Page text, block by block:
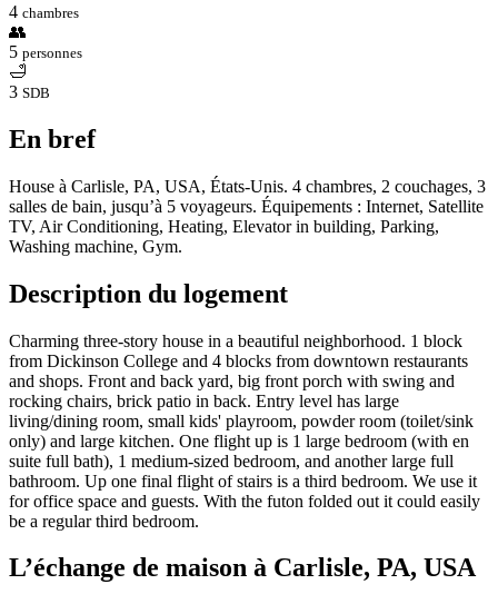
4 chambres
👥
5 personnes
🛁
3 SDB
En bref
House à Carlisle, PA, USA, États-Unis. 4 chambres, 2 couchages, 3
salles de bain, jusqu’à 5 voyageurs. Équipements : Internet, Satellite
TV, Air Conditioning, Heating, Elevator in building, Parking,
Washing machine, Gym.
Description du logement
Charming three-story house in a beautiful neighborhood. 1 block
from Dickinson College and 4 blocks from downtown restaurants
and shops. Front and back yard, big front porch with swing and
rocking chairs, brick patio in back. Entry level has large
living/dining room, small kids' playroom, powder room (toilet/sink
only) and large kitchen. One flight up is 1 large bedroom (with en
suite full bath), 1 medium-sized bedroom, and another large full
bathroom. Up one final flight of stairs is a third bedroom. We use it
for office space and guests. With the futon folded out it could easily
be a regular third bedroom.
L’échange de maison à Carlisle, PA, USA